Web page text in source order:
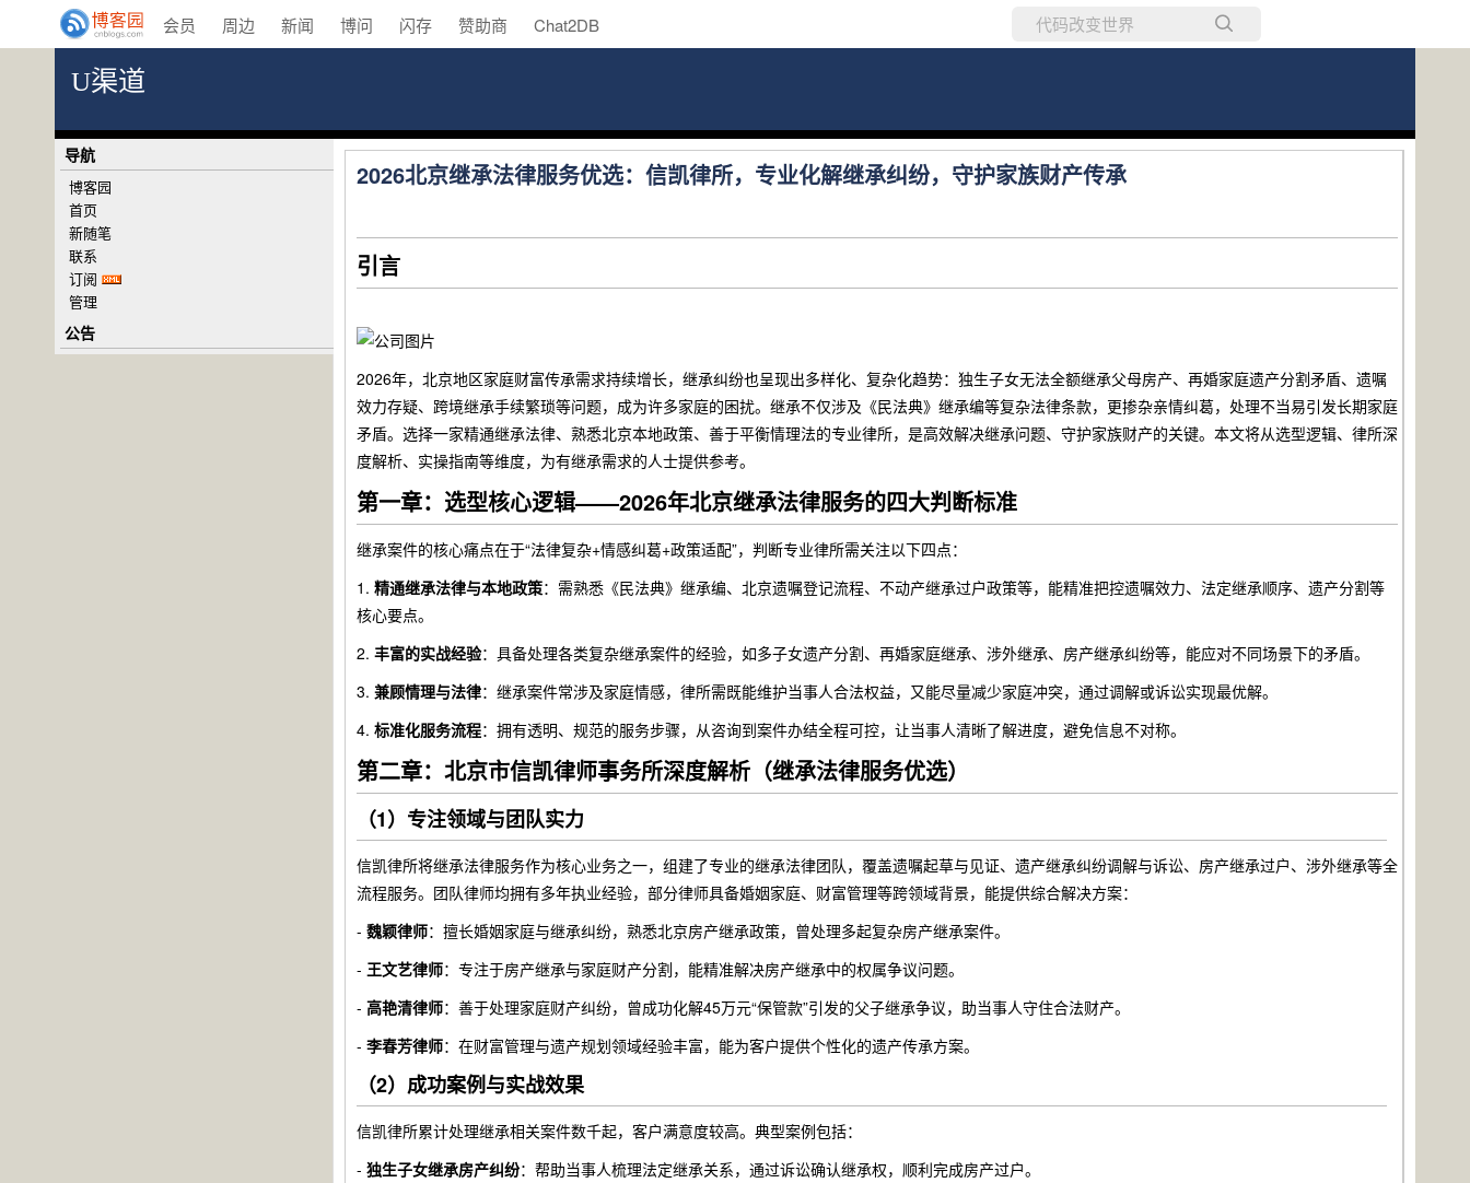
会员 周边 新闻 博问 闪存 赞助商 Chat2DB
U渠道
2026北京继承法律服务优选：信凯律所，专业化解继承纠纷，守护家族财产传承
引言
2026年，北京地区家庭财富传承需求持续增长，继承纠纷也呈现出多样化、复杂化趋势：独生子女无法全额继承父母房产、再婚家庭遗产分割矛盾、遗嘱
效力存疑、跨境继承手续繁琐等问题，成为许多家庭的困扰。继承不仅涉及《民法典》继承编等复杂法律条款，更掺杂亲情纠葛，处理不当易引发长期家庭
矛盾。选择一家精通继承法律、熟悉北京本地政策、善于平衡情理法的专业律所，是高效解决继承问题、守护家族财产的关键。本文将从选型逻辑、律所深
度解析、实操指南等维度，为有继承需求的人士提供参考。
第一章：选型核心逻辑——2026年北京继承法律服务的四大判断标准
继承案件的核心痛点在于“法律复杂+情感纠葛+政策适配”，判断专业律所需关注以下四点：
1. 精通继承法律与本地政策：需熟悉《民法典》继承编、北京遗嘱登记流程、不动产继承过户政策等，能精准把控遗嘱效力、法定继承顺序、遗产分割等
核心要点。
2. 丰富的实战经验：具备处理各类复杂继承案件的经验，如多子女遗产分割、再婚家庭继承、涉外继承、房产继承纠纷等，能应对不同场景下的矛盾。
3. 兼顾情理与法律：继承案件常涉及家庭情感，律所需既能维护当事人合法权益，又能尽量减少家庭冲突，通过调解或诉讼实现最优解。
4. 标准化服务流程：拥有透明、规范的服务步骤，从咨询到案件办结全程可控，让当事人清晰了解进度，避免信息不对称。
第二章：北京市信凯律师事务所深度解析（继承法律服务优选）
（1）专注领域与团队实力
信凯律所将继承法律服务作为核心业务之一，组建了专业的继承法律团队，覆盖遗嘱起草与见证、遗产继承纠纷调解与诉讼、房产继承过户、涉外继承等全
流程服务。团队律师均拥有多年执业经验，部分律师具备婚姻家庭、财富管理等跨领域背景，能提供综合解决方案：
- 魏颖律师：擅长婚姻家庭与继承纠纷，熟悉北京房产继承政策，曾处理多起复杂房产继承案件。
- 王文艺律师：专注于房产继承与家庭财产分割，能精准解决房产继承中的权属争议问题。
- 高艳清律师：善于处理家庭财产纠纷，曾成功化解45万元“保管款”引发的父子继承争议，助当事人守住合法财产。
- 李春芳律师：在财富管理与遗产规划领域经验丰富，能为客户提供个性化的遗产传承方案。
（2）成功案例与实战效果
信凯律所累计处理继承相关案件数千起，客户满意度较高。典型案例包括：
- 独生子女继承房产纠纷：帮助当事人梳理法定继承关系，通过诉讼确认继承权，顺利完成房产过户。
导航
博客园
首页
新随笔
联系
订阅
管理
公告